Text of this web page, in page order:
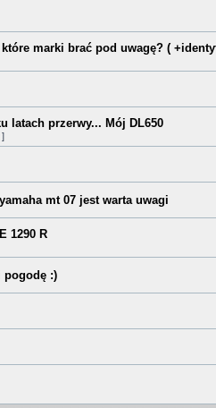
marki brać pod uwagę? (
latach przerwy... Mój DL650
]
mt 07 jest warta uwagi
1290 R
pogodę :)